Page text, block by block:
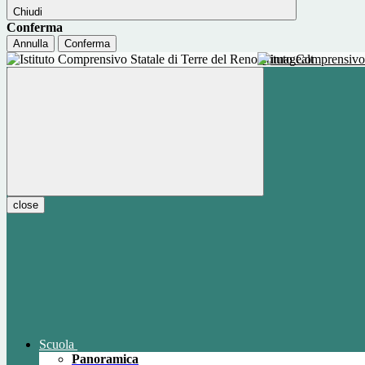
Chiudi
Conferma
Annulla Conferma
Istituto
close
Scuola
Panoramica